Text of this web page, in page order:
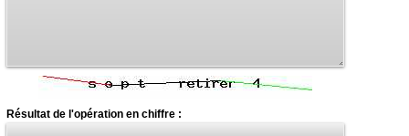
Résultat de l'opération en chiffre :